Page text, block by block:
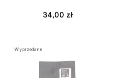
34,00 zł
Wyprzedane